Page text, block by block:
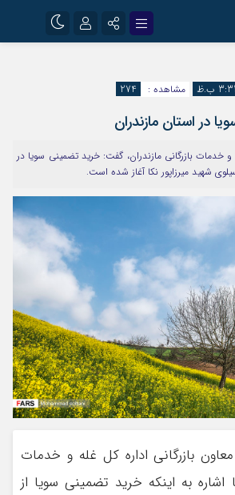
مشاهده : 274
در استان مازندران
و خدمات بازرگانی مازندران، گفت: خرید تضمینی سویا در
شهید میرزاپور نکا آغاز شده است.
بازرگانی اداره کل غله و خدمات
اشاره به اینکه خرید تضمینی سویا از